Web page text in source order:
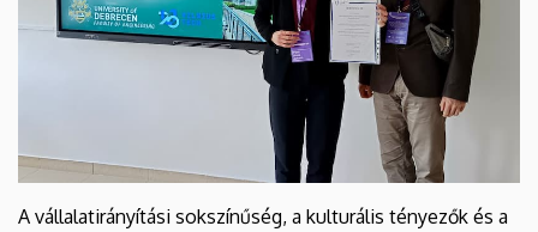
A vállalatirányítási sokszínűség, a kulturális tényezők és a